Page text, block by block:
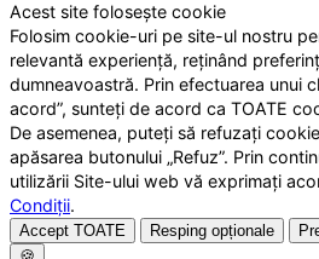
Acest site folosește cookie
Folosim cookie-uri pe site-ul nostru
relevantă experiență, reținând
dumneavoastră. Prin efectuarea unui
acord”, sunteți de acord ca TOATE
De asemenea, puteți să refuzați
apăsarea butonului „Refuz”. Prin
utilizării Site-ului web vă exprimați
Condiții.
Accept TOATE Resping opționale